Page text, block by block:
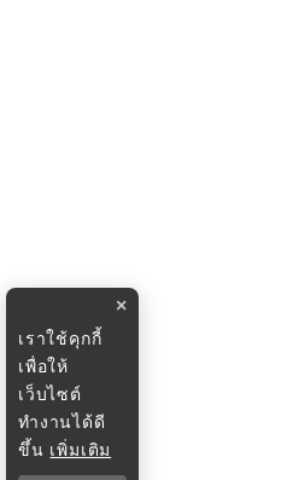
×
เราใช้คุกกี้
เพื่อให้
เว็บไซต์
ทำงานได้ดี
ขึ้น เพิ่มเติม